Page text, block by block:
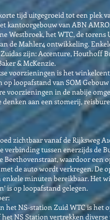
tijd uitgegroeid tot een plek
kantoorgebouw van ABN
Westbroek, het WTC, de torens
de Mahler4 ontwikkeling.
zijn: Accenture, Houthoff
& McKenzie.
voorzieningen is het
loopafstand van SOM Gebouw
voorzieningen in de nabije
aan een stomerij,
zichtbaar vanaf de Rijksweg
verbinding tussen enerzijds de
Beethovenstraat, waardoor een
de auto wordt verkregen. De
minuten bereikbaar. Het
is op loopafstand gelegen.
het NS-station Zuid WTC is het
NS Station vertrekken diverse